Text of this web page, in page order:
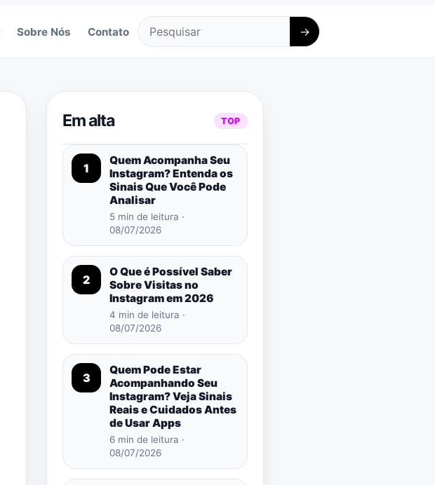
Sobre Nós Contato
Pesquisar
→
Em alta TOP
1
Quem Acompanha Seu
Instagram? Entenda os
Sinais Que Você Pode
Analisar
5 min de leitura ·
08/07/2026
2
O Que é Possível Saber
Sobre Visitas no
Instagram em 2026
4 min de leitura ·
08/07/2026
3
Quem Pode Estar
Acompanhando Seu
Instagram? Veja Sinais
Reais e Cuidados Antes
de Usar Apps
6 min de leitura ·
08/07/2026